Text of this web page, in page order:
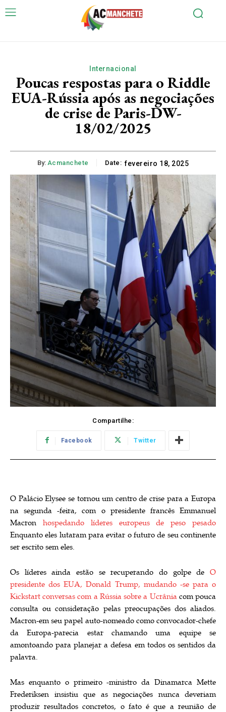
Internacional
Poucas respostas para o Riddle
EUA-Rússia após as negociações
de crise de Paris-DW-
18/02/2025
By: Acmanchete Date: fevereiro 18, 2025
Compartilhe:
Facebook Twitter
O Palácio Elysee se tornou um centro de crise para a Europa
na segunda -feira, com o presidente francês Emmanuel
Macron hospedando líderes europeus de peso pesado
Enquanto eles lutaram para evitar o futuro de seu continente
ser escrito sem eles.
Os líderes ainda estão se recuperando do golpe de O
presidente dos EUA, Donald Trump, mudando -se para o
Kickstart conversas com a Rússia sobre a Ucrâniacom pouca
consulta ou consideração pelas preocupações dos aliados.
Macron-em seu papel auto-nomeado como convocador-chefe
da Europa-parecia estar chamando uma equipe se
amontoando para planejar a defesa em todos os sentidos da
palavra.
Mas enquanto o primeiro -ministro da Dinamarca Mette
Frederiksen insistiu que as negociações nunca deveriam
produzir resultados concretos, o fato é que a reunião de